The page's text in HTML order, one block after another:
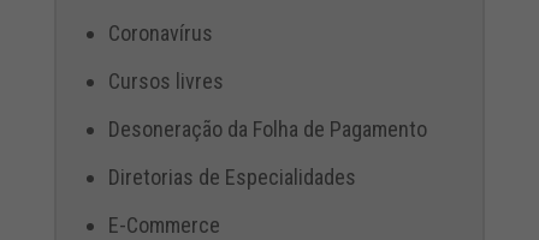
Coronavírus
Cursos livres
Desoneração da Folha de Pagamento
Diretorias de Especialidades
E-Commerce